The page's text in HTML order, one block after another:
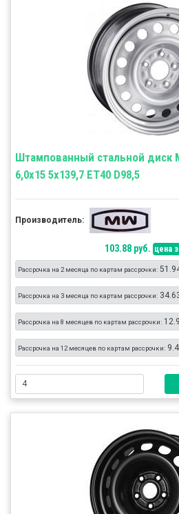
Штампованный стальной диск
6,0x15 5x139,7 ET40 D98,5
Производитель:
103.88 руб. цена
Рассрочка на 2 месяца по картам рассрочки:
Рассрочка на 3 месяца по картам рассрочки:
Рассрочка на 8 месяцев по картам рассрочки:
Рассрочка на 12 месяцев по картам рассрочки: